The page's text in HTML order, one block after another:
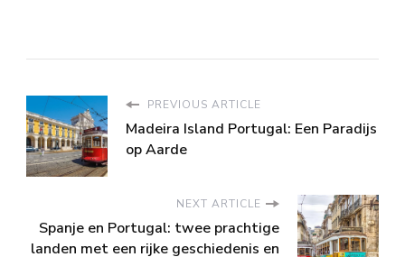
PREVIOUS ARTICLE
Madeira Island Portugal: Een Paradijs
op Aarde
NEXT ARTICLE
Spanje en Portugal: twee prachtige
landen met een rijke geschiedenis en